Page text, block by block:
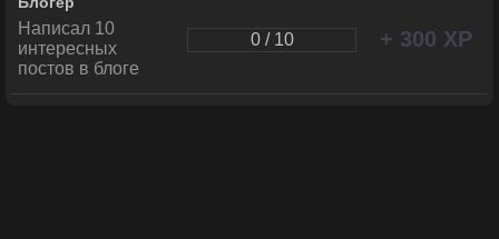
Написал 10
интересных
постов в блоге
0 / 10 + 300 XP